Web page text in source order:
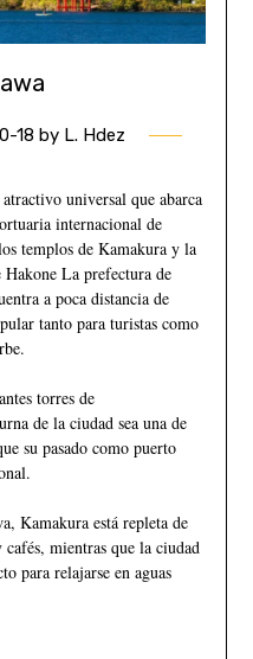
18 by L. Hdez
universal que abarca
internacional de
templos de Kamakura y la
Hakone La prefectura de
a poca distancia de
tanto para turistas como
torres de
de la ciudad sea una de
su pasado como puerto
Kamakura está repleta de
mientras que la ciudad
para relajarse en aguas